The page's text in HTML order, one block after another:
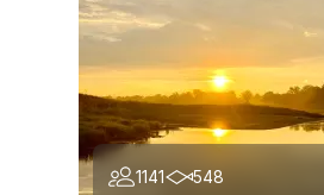
1141 548